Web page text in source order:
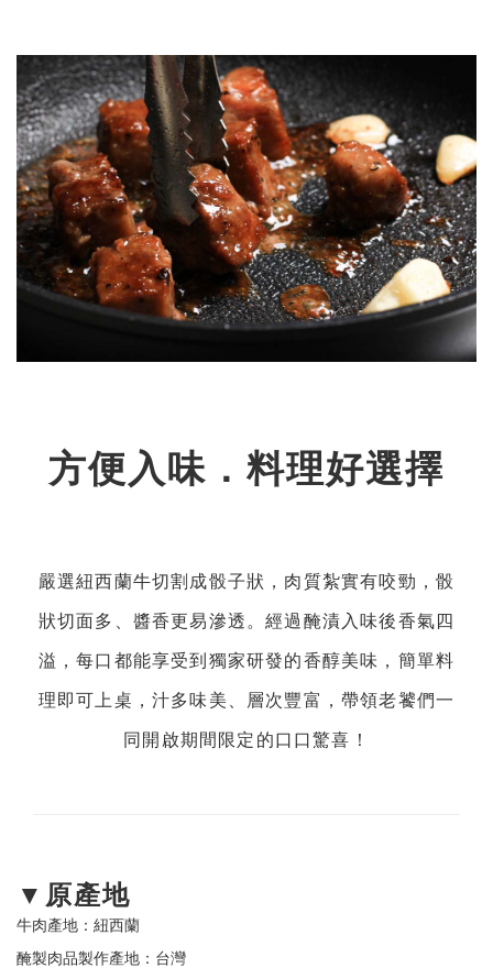
方便入味．料理好選擇
嚴選紐西蘭牛切割成骰子狀，肉質紮實有咬勁，骰
狀切面多、醬香更易滲透。經過醃漬入味後香氣四
溢，每口都能享受到獨家研發的香醇美味，簡單料
理即可上桌，汁多味美、層次豐富，帶領老饕們一
同開啟期間限定的口口驚喜！
▼原產地
牛肉產地：紐西蘭
醃製肉品製作產地：台灣